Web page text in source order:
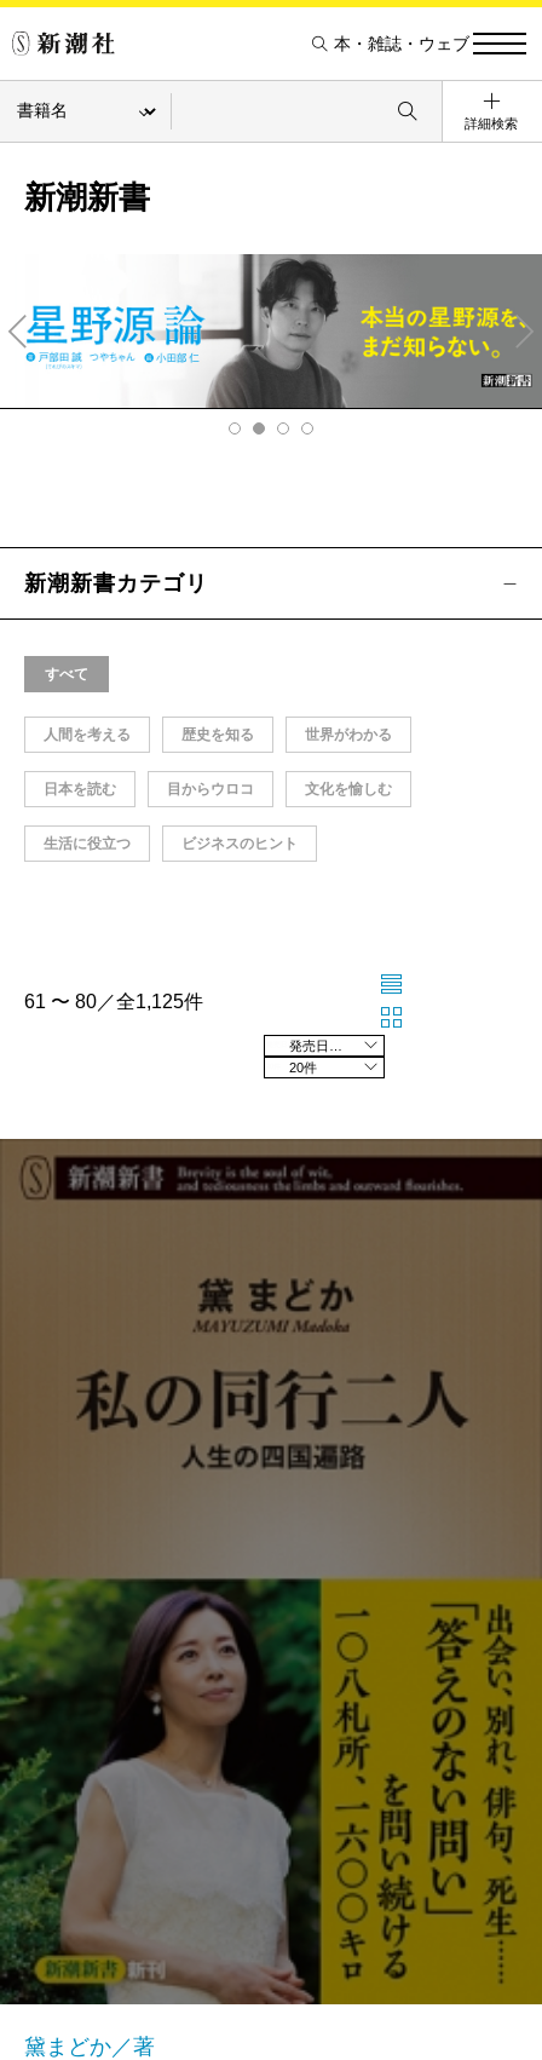
本・雑誌・ウェブ
詳細検索
新潮新書
v
Ne
xt
新潮新書カテゴリ
すべて
人間を考える 歴史を知る 世界がわかる
日本を読む 目からウロコ 文化を愉しむ
生活に役立つ ビジネスのヒント
61 〜 80／全1,125件
20件
黛まどか／著